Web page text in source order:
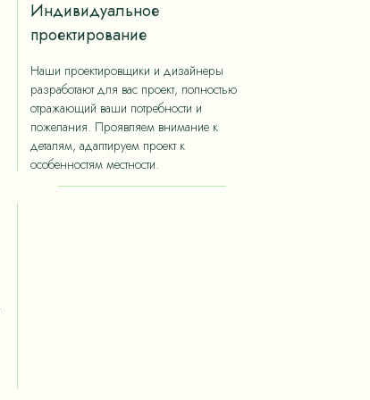
Индивидуальное
проектирование
Наши проектировщики и дизайнеры
разработают для вас проект, полностью
отражающий ваши потребности и
пожелания. Проявляем внимание к
деталям, адаптируем проект к
особенностям местности.